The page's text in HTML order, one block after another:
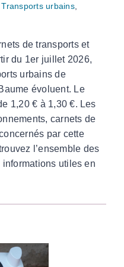
urbains,
de transports et
du 1er juillet 2026,
urbains de
évoluent. Le
1,20 € à 1,30 €. Les
carnets de
par cette
l’ensemble des
utiles en